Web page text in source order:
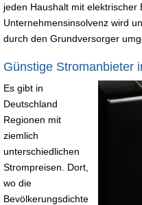
jeden Haushalt mit
Unternehmensinsolvenz wird
durch den Grundversorger
Günstige Stromanbieter
Es gibt in
Deutschland
Regionen mit
ziemlich
unterschiedlichen
Strompreisen. Dort,
wo die
Bevölkerungsdichte